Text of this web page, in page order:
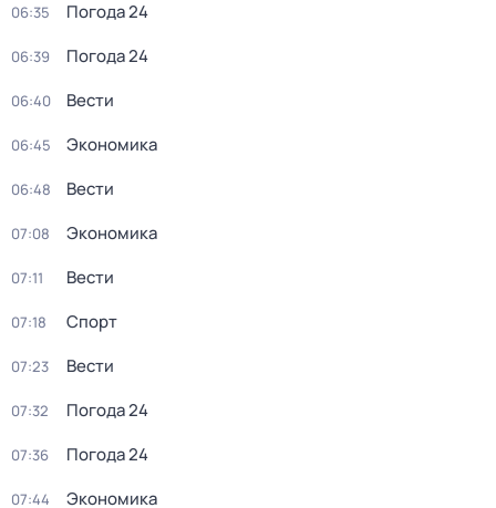
06:35 Погода 24
06:39 Погода 24
06:40 Вести
06:45 Экономика
06:48 Вести
07:08 Экономика
07:11 Вести
07:18 Спорт
07:23 Вести
07:32 Погода 24
07:36 Погода 24
07:44 Экономика